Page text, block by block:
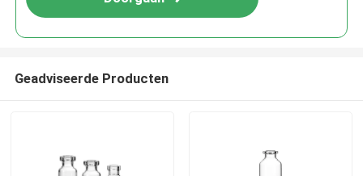
Geadviseerde Producten